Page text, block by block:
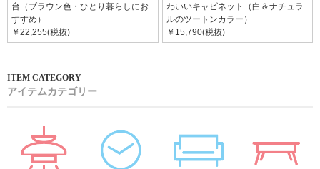
台（ブラウン色・ひとり暮らしにお
すすめ）
￥22,255(税抜)
わいいキャビネット（白＆ナチュラ
ルのツートンカラー）
￥15,790(税抜)
アイテムカテゴリー